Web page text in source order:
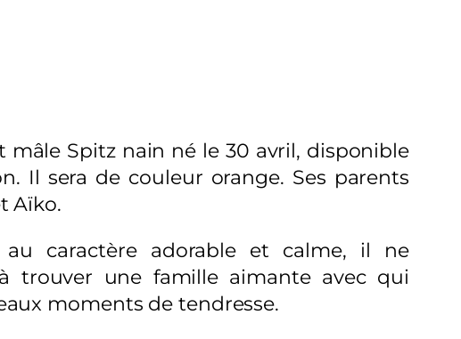
mâle Spitz nain né le 30 avril, disponible
Il sera de couleur orange. Ses parents
Aïko.
caractère adorable et calme, il ne
trouver une famille aimante avec qui
moments de tendresse.